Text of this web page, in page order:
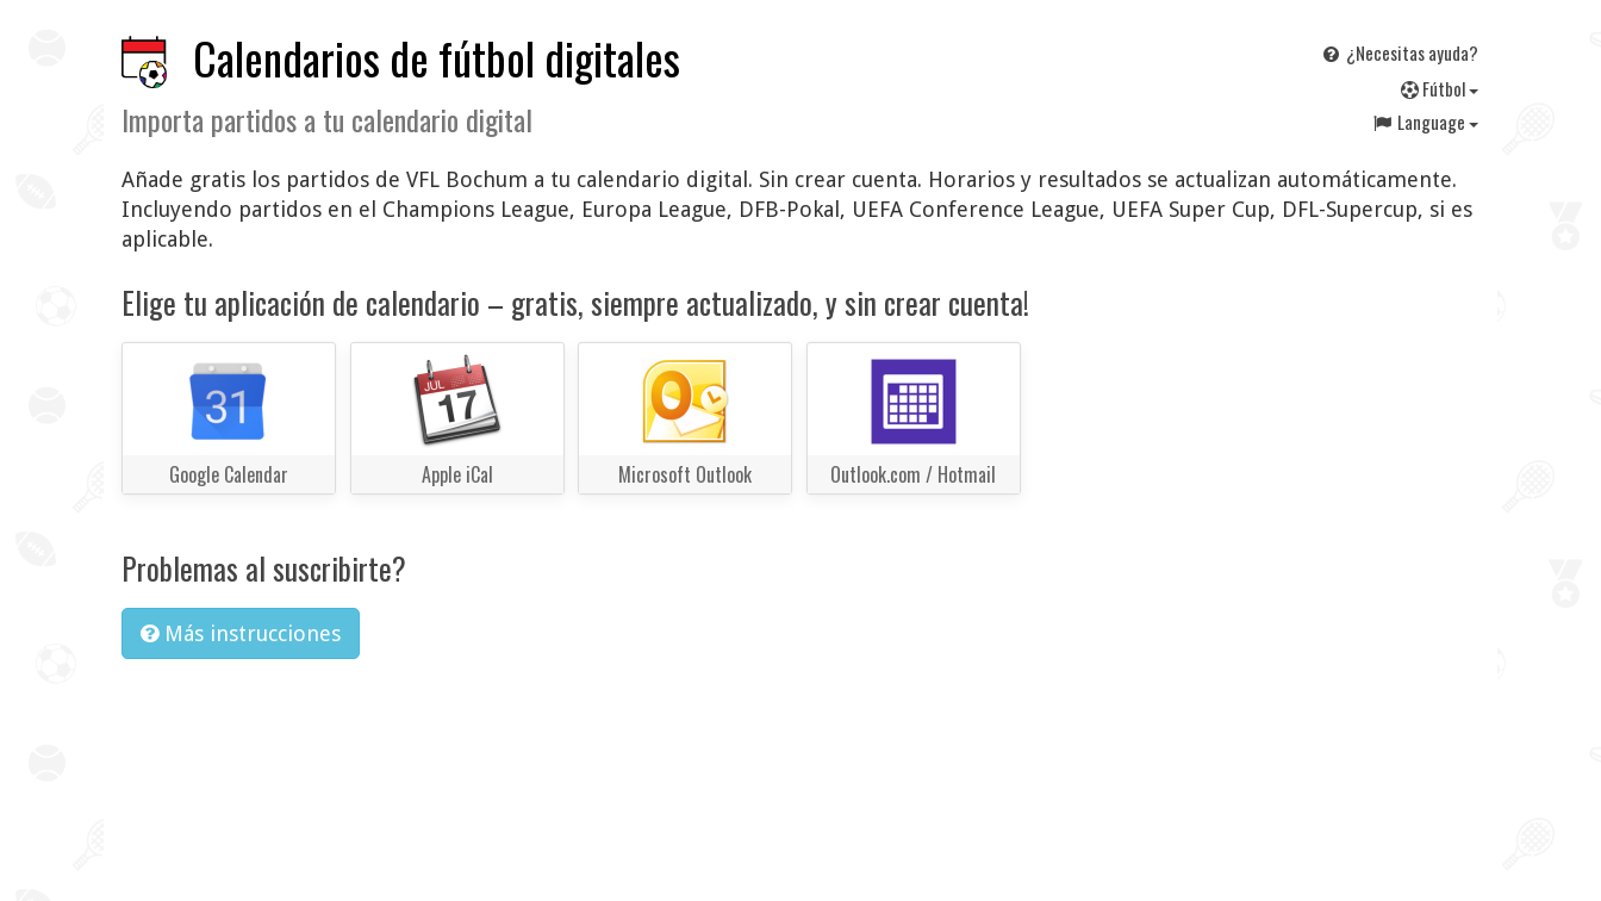
Calendarios de fútbol digitales
Importa partidos a tu calendario digital
¿Necesitas ayuda?
Fútbol
Language
Añade gratis los partidos de VFL Bochum a tu calendario digital. Sin crear cuenta. Horarios y resultados se actualizan automáticamente.
Incluyendo partidos en el Champions League, Europa League, DFB-Pokal, UEFA Conference League, UEFA Super Cup, DFL-Supercup, si es
aplicable.
Elige tu aplicación de calendario – gratis, siempre actualizado, y sin crear cuenta!
Google Calendar Apple iCal Microsoft Outlook Outlook.com / Hotmail
Problemas al suscribirte?
Más instrucciones